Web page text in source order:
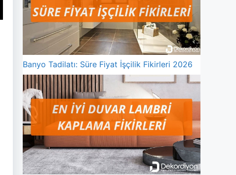
Banyo Tadilatı: Süre Fiyat İşçilik Fikirleri 2026